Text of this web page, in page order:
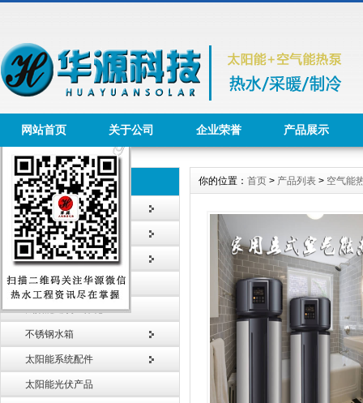
网站首页 关于公司 企业荣誉 产品展示
产品列表 Product
太阳能热水工程
太阳能热水器
智能节水系统
太阳能采暖工程
太阳能建筑一体化
不锈钢水箱
太阳能系统配件
太阳能光伏产品
你的位置： 首页 > 产品列表 > 空气能